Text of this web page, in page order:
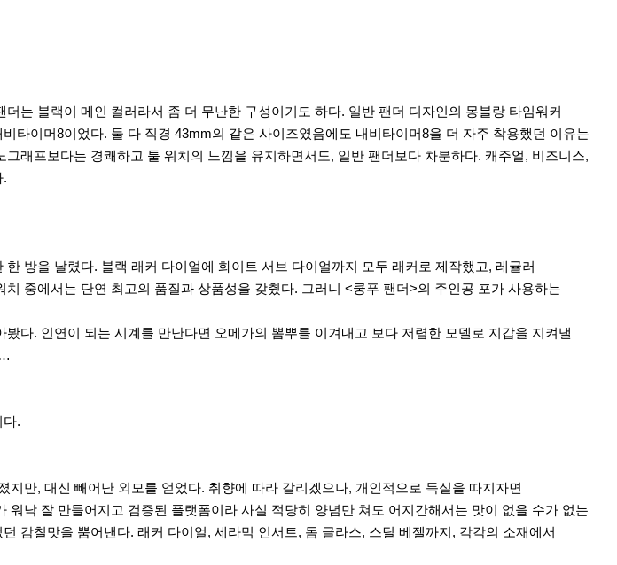
는 블랙이 메인 컬러라서 좀 더 무난한 구성이기도 하다. 일반 팬더 디자인의 몽블랑 타임워커
타이머8이었다. 둘 다 직경 43mm의 같은 사이즈였음에도 내비타이머8을 더 자주 착용했던 이유는
래프보다는 경쾌하고 툴 워치의 느낌을 유지하면서도, 일반 팬더보다 차분하다. 캐주얼, 비즈니스,
.
방을 날렸다. 블랙 래커 다이얼에 화이트 서브 다이얼까지 모두 래커로 제작했고, 레귤러
중에서는 단연 최고의 품질과 상품성을 갖췄다. 그러니 <쿵푸 팬더>의 주인공 포가 사용하는
다. 인연이 되는 시계를 만난다면 오메가의 뽐뿌를 이겨내고 보다 저렴한 모델로 지갑을 지켜낼
다.
만, 대신 빼어난 외모를 얻었다. 취향에 따라 갈리겠으나, 개인적으로 득실을 따지자면
낙 잘 만들어지고 검증된 플랫폼이라 사실 적당히 양념만 쳐도 어지간해서는 맛이 없을 수가 없는
감칠맛을 뿜어낸다. 래커 다이얼, 세라믹 인서트, 돔 글라스, 스틸 베젤까지, 각각의 소재에서